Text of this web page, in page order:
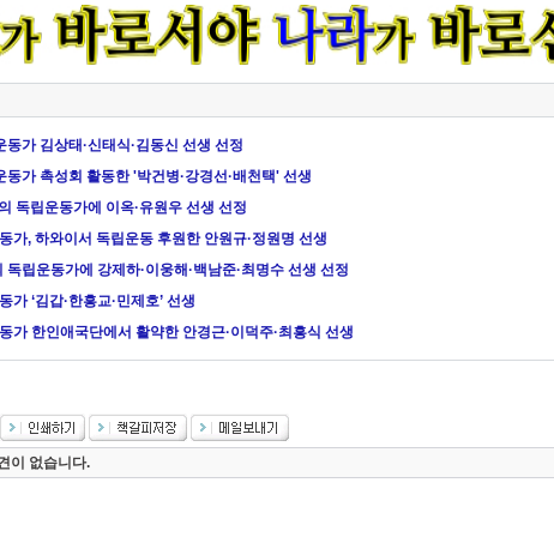
동가 김상태·신태식·김동신 선생 선정
동가 촉성회 활동한 '박건병·강경선·배천택' 선생
독립운동가에 이옥·유원우 선생 선정
가, 하와이서 독립운동 후원한 안원규·정원명 선생
립운동가에 강제하·이웅해·백남준·최명수 선생 선정
가 ‘김갑·한흥교·민제호’ 선생
가 한인애국단에서 활약한 안경근·이덕주·최흥식 선생
이 없습니다.